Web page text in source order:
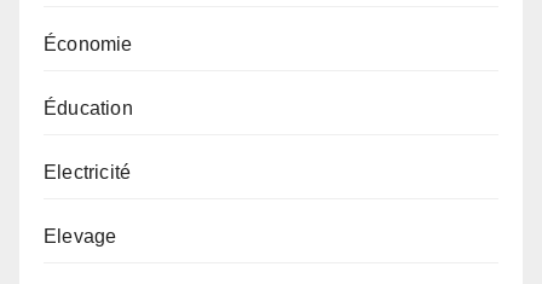
Économie
Éducation
Electricité
Elevage